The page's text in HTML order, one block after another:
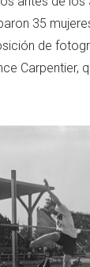
35
de
Carpentier,